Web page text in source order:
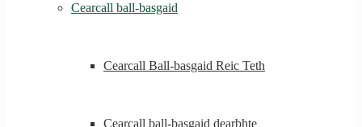
Cearcall ball-basgaid
Cearcall Ball-basgaid Reic Teth
Cearcall ball-basgaid dearbhte